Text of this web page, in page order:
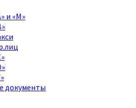
и «M»
документы